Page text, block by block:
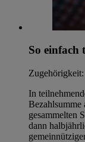
So einfach
Zugehörigkeit:
In
Bezahlsumme
gesammelten
dann